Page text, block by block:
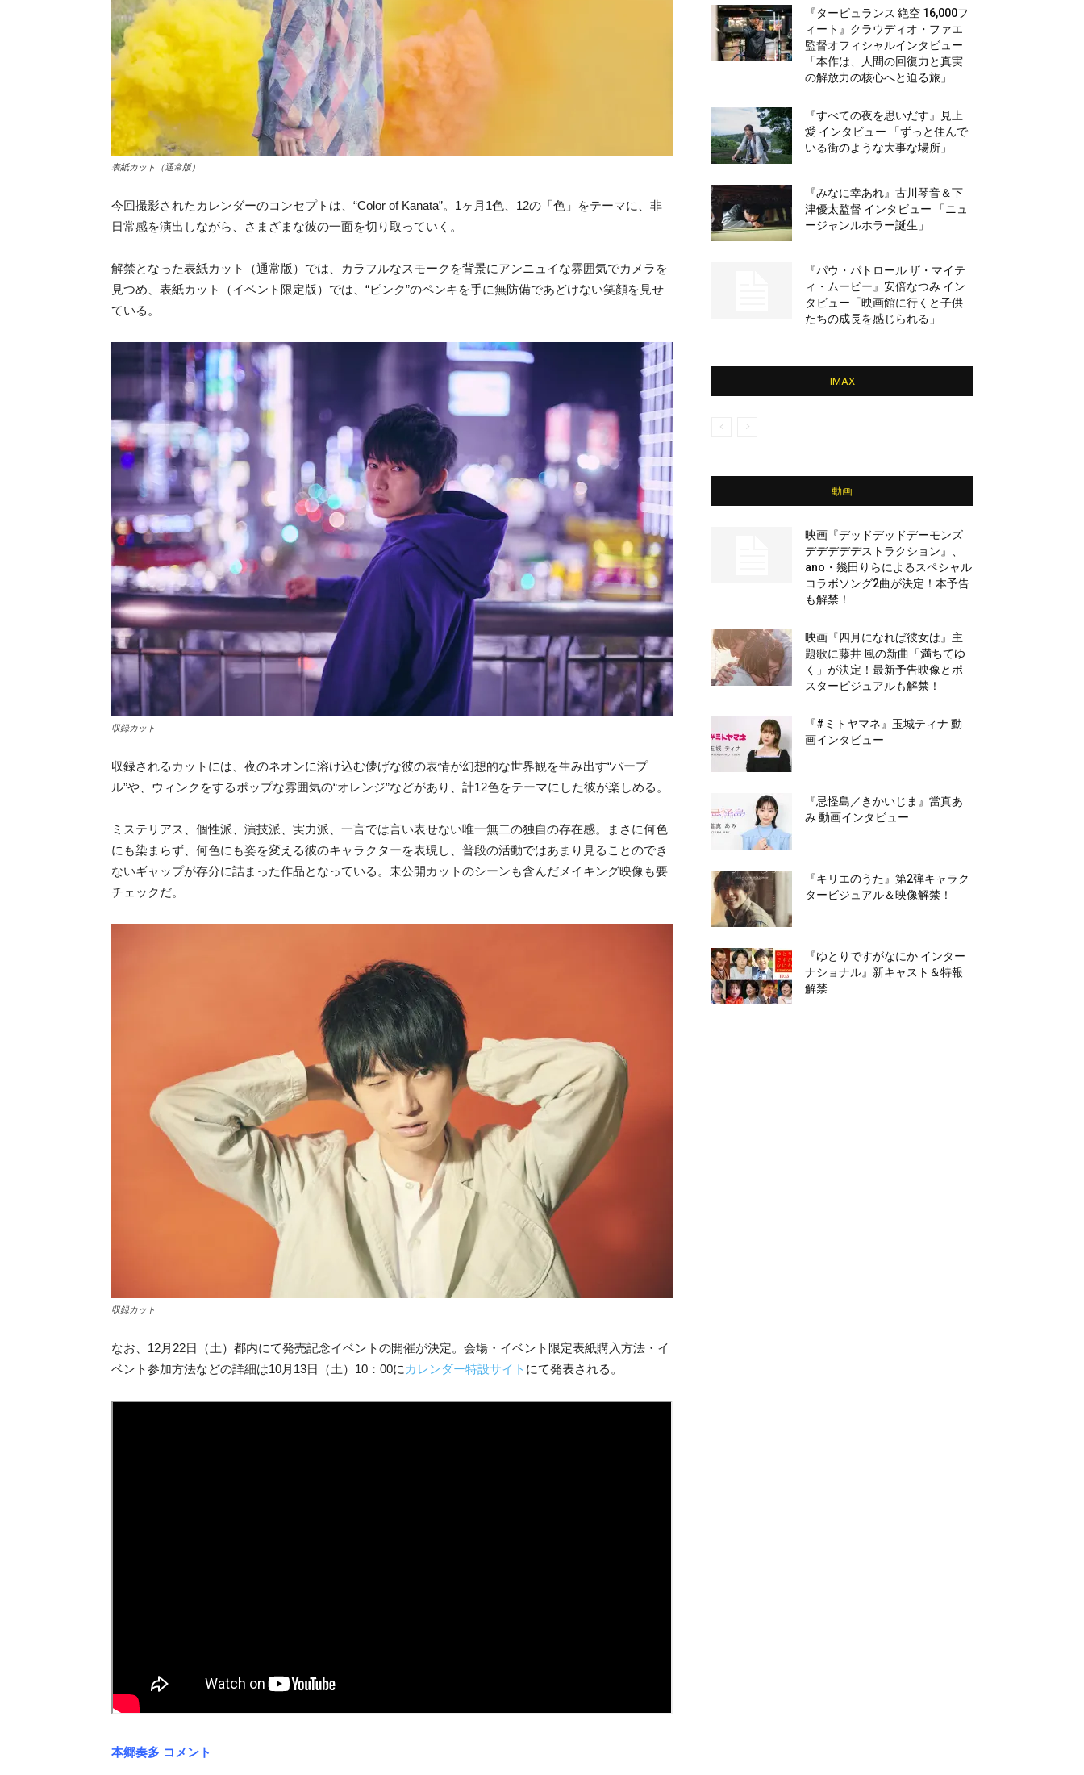
表紙カット（通常版）
今回撮影されたカレンダーのコンセプトは、“Color of Kanata”。1ヶ月1色、12の「色」をテーマに、非
日常感を演出しながら、さまざまな彼の一面を切り取っていく。
解禁となった表紙カット（通常版）では、カラフルなスモークを背景にアンニュイな雰囲気でカメラを
見つめ、表紙カット（イベント限定版）では、“ピンク”のペンキを手に無防備であどけない笑顔を見せ
ている。
収録カット
収録されるカットには、夜のネオンに溶け込む儚げな彼の表情が幻想的な世界観を生み出す“パープ
ル”や、ウィンクをするポップな雰囲気の“オレンジ”などがあり、計12色をテーマにした彼が楽しめる。
ミステリアス、個性派、演技派、実力派、一言では言い表せない唯一無二の独自の存在感。まさに何色
にも染まらず、何色にも姿を変える彼のキャラクターを表現し、普段の活動ではあまり見ることのでき
ないギャップが存分に詰まった作品となっている。未公開カットのシーンも含んだメイキング映像も要
チェックだ。
収録カット
なお、12月22日（土）都内にて発売記念イベントの開催が決定。会場・イベント限定表紙購入方法・イ
ベント参加方法などの詳細は10月13日（土）10：00に カレンダー特設サイト にて発表される。
本郷奏多 コメント
『タービュランス 絶空 16,000フ
ィート』クラウディオ・ファエ
監督オフィシャルインタビュー
「本作は、人間の回復力と真実
の解放力の核心へと迫る旅」
『すべての夜を思いだす』見上
愛 インタビュー 「ずっと住んで
いる街のような大事な場所」
『みなに幸あれ』古川琴音＆下
津優太監督 インタビュー 「ニュ
ージャンルホラー誕生」
『パウ・パトロール ザ・マイテ
ィ・ムービー』安倍なつみ イン
タビュー「映画館に行くと子供
たちの成長を感じられる」
IMAX
動画
映画『デッドデッドデーモンズ
デデデデデストラクション』、
ano・幾田りらによるスペシャル
コラボソング2曲が決定！本予告
も解禁！
映画『四月になれば彼女は』主
題歌に藤井 風の新曲「満ちてゆ
く」が決定！最新予告映像とポ
スタービジュアルも解禁！
『#ミトヤマネ』玉城ティナ 動
画インタビュー
『忌怪島／きかいじま』當真あ
み 動画インタビュー
『キリエのうた』第2弾キャラク
タービジュアル＆映像解禁！
『ゆとりですがなにか インター
ナショナル』新キャスト＆特報
解禁